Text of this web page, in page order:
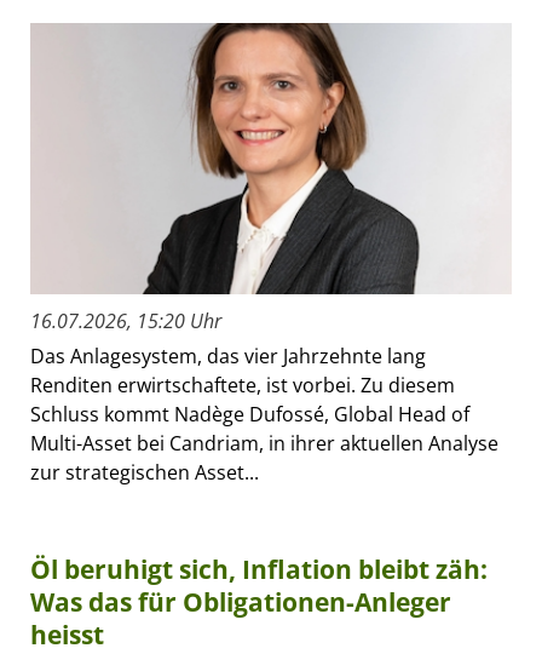
16.07.2026, 15:20 Uhr
Das Anlagesystem, das vier Jahrzehnte lang
Renditen erwirtschaftete, ist vorbei. Zu diesem
Schluss kommt Nadège Dufossé, Global Head of
Multi-Asset bei Candriam, in ihrer aktuellen Analyse
zur strategischen Asset...
Öl beruhigt sich, Inflation bleibt zäh:
Was das für Obligationen-Anleger
heisst